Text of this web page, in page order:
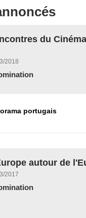
du
2018
portugais
autour de
2017